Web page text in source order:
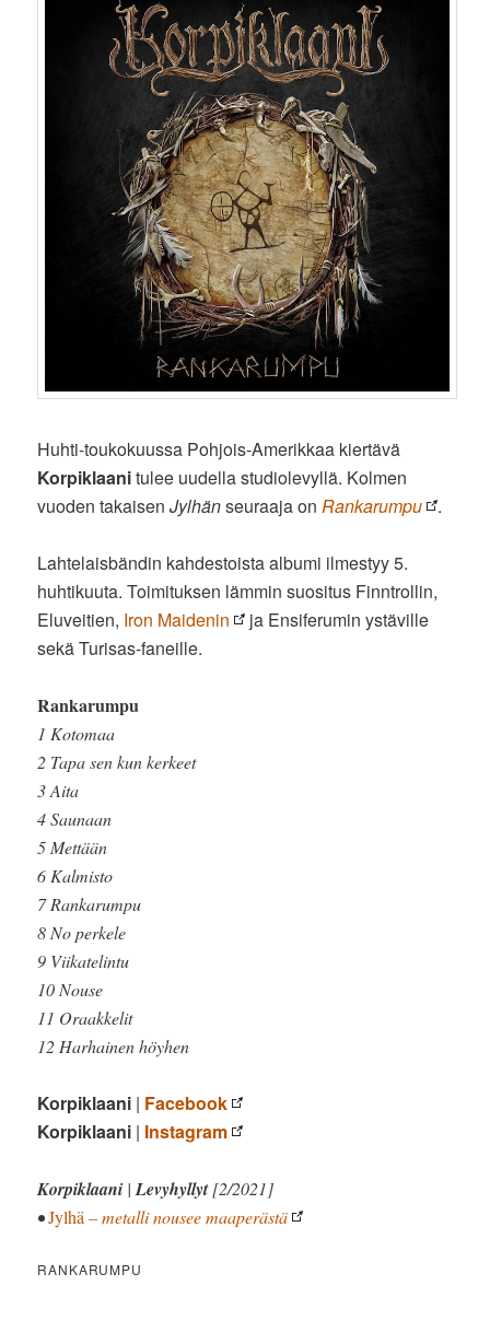
Huhti-toukokuussa Pohjois-Amerikkaa kiertävä
Korpiklaanitulee uudella studiolevyllä. Kolmen
vuoden takaisenJylhänseuraaja on Rankarumpu .
Lahtelaisbändin kahdestoista albumi ilmestyy 5.
huhtikuuta. Toimituksen lämmin suositus Finntrollin,
Eluveitien, Iron Maidenin
ja Ensiferumin ystäville
sekä Turisas-faneille.
Rankarumpu
1 Kotomaa
2 Tapa sen kun kerkeet
3 Aita
4 Saunaan
5 Mettään
6 Kalmisto
7 Rankarumpu
8 No perkele
9 Viikatelintu
10 Nouse
11 Oraakkelit
12 Harhainen höyhen
Korpiklaani | Facebook
Korpiklaani | Instagram
Korpiklaani |Levyhyllyt[2/2021]
•Jylhä – metalli nousee maaperästä
RANKARUMPU